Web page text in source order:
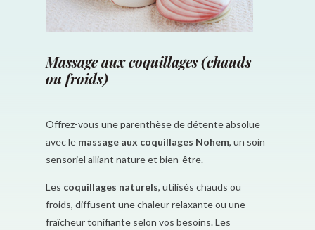
Massage aux coquillages (chauds
ou froids)
Offrez-vous une parenthèse de détente absolue
avec le massage aux coquillages Nohem, un soin
sensoriel alliant nature et bien-être.
Les coquillages naturels, utilisés chauds ou
froids, diffusent une chaleur relaxante ou une
fraîcheur tonifiante selon vos besoins. Les